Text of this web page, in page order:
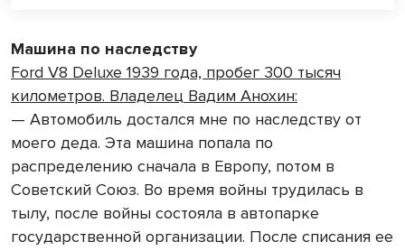
Машина по наследству
Ford V8 Deluxe 1939 года, пробег 300 тысяч
километров. Владелец Вадим Анохин:
— Автомобиль достался мне по наследству от
моего деда. Эта машина попала по
распределению сначала в Европу, потом в
Советский Союз. Во время войны трудилась в
тылу, после войны состояла в автопарке
государственной организации. После списания ее